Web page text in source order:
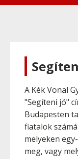
A Kék Vonal
"Segíteni jó"
Budapesten
fiatalok
melyeken
meg, vagy